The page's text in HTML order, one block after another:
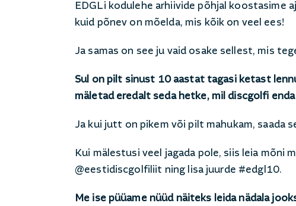
EDGLi kodulehe arhiivide põhjal koostasime
kuid põnev on mõelda, mis kõik on veel ees!
Ja samas on see ju vaid osake sellest, mis
Sul on pilt sinust 10 aastat tagasi ketast
mäletad eredalt seda hetke, mil discgolfi
Ja kui jutt on pikem või pilt mahukam, saada
Kui mälestusi veel jagada pole, siis leia mõni
@eestidiscgolfiliit ning lisa juurde #edgl10.
Me ise püüame nüüd näiteks leida nädala